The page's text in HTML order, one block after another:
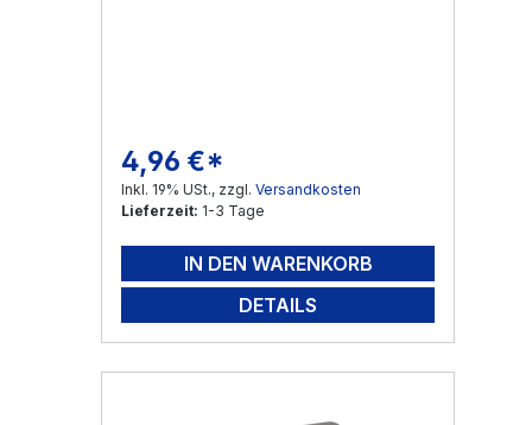
Regulärer Preis:
4,96 €*
Inkl. 19% USt., zzgl. Versandkosten
Lieferzeit: 1-3 Tage
IN DEN WARENKORB
DETAILS